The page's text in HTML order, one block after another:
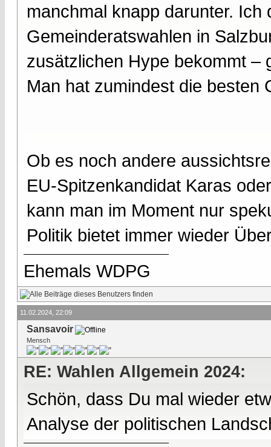
manchmal knapp darunter.
Gemeinderatswahlen in
zusätzlichen Hype bekommt –
Man hat zumindest die besten
Ob es noch andere
EU-Spitzenkandidat Karas
kann man im Moment nur
Politik bietet immer wieder
Ehemals WDPG
11.02.2024, 22:09
Sansavoir
Mensch
RE: Wahlen Allgemein 2024:
Schön, dass Du mal wieder
Analyse der politischen